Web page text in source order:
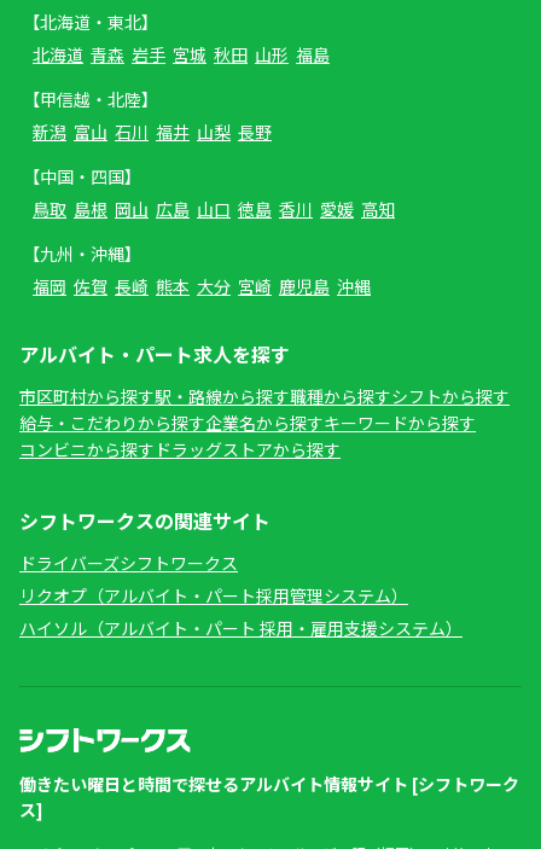
【北海道・東北】
北海道 青森 岩手 宮城 秋田 山形 福島
【甲信越・北陸】
新潟 富山 石川 福井 山梨 長野
【中国・四国】
鳥取 島根 岡山 広島 山口 徳島 香川 愛媛 高知
【九州・沖縄】
福岡 佐賀 長崎 熊本 大分 宮崎 鹿児島 沖縄
アルバイト・パート求人を探す
市区町村から探す駅・路線から探す職種から探すシフトから探す
給与・こだわりから探す企業名から探すキーワードから探す
コンビニから探す ドラッグストアから探す
シフトワークスの関連サイト
ドライバーズシフトワークス
リクオプ（アルバイト・パート採用管理システム）
ハイソル（アルバイト・パート 採用・雇用支援システム）
働きたい曜日と時間で探せるアルバイト情報サイト [シフトワーク
ス]